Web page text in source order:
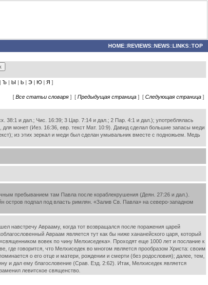
HOME::REVIEWS::NEWS::LINKS::TOP
| Ъ | Ы | Ь | Э | Ю | Я ]
[ Все статьи словаря ] [ Предыдущая страница ] [ Следующая страница ]
и дал.; Чис. 16:39; 3 Цар. 7:14 и дал.; 2 Пар. 4:1 и дал.); употреблялась
монет (Иез. 16:36, евр. текст Мат. 10:9). Давид сделал большие запасы меди
из этих зеркал и меди был сделан умывальник вместе с подножьем. Медь
пребыванием там Павла после кораблекрушения (Деян. 27:26 и дал.).
подпал под власть римлян. «Залив Св. Павла» на северо-западном
навстречу Аврааму, когда тот возвращался после поражения царей
Авраам является тут как бы ниже хананейского царя, который
вовек по чину Мелхиседека». Проходят еще 1000 лет и послание к
где говорится, что Мелхиседек во многом является прообразом Христа: своим
о его отце и матери, рождении и смерти (без родословия); далее, тем,
и дал ему благословение (Срав. Езд. 2:62). Итак, Мелхиседек является
левитское священство.